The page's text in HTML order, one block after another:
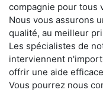
compagnie pour tous
Nous vous assurons
qualité, au meilleur
Les spécialistes de
interviennent
offrir une aide
Vous pourrez nous